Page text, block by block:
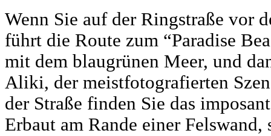
Wenn Sie auf der Ringstraße vor
führt die Route zum “Paradise
mit dem blaugrünen Meer, und
Aliki, der meistfotografierten
der Straße finden Sie das
Erbaut am Rande einer Felswand,